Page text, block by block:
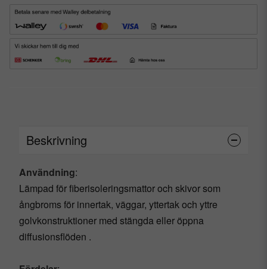
Beskrivning
Användning:
Lämpad för fiberisoleringsmattor och skivor som
ångbroms för innertak, väggar, yttertak och yttre
golvkonstruktioner med stängda eller öppna
diffusionsflöden .